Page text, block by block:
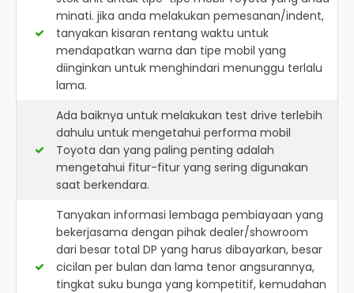
minati. jika anda melakukan pemesanan/indent,
tanyakan kisaran rentang waktu untuk
mendapatkan warna dan tipe mobil yang
diinginkan untuk menghindari menunggu terlalu
lama.
Ada baiknya untuk melakukan test drive terlebih
dahulu untuk mengetahui performa mobil
Toyota dan yang paling penting adalah
mengetahui fitur-fitur yang sering digunakan
saat berkendara.
Tanyakan informasi lembaga pembiayaan yang
bekerjasama dengan pihak dealer/showroom
dari besar total DP yang harus dibayarkan, besar
cicilan per bulan dan lama tenor angsurannya,
tingkat suku bunga yang kompetitif, kemudahan